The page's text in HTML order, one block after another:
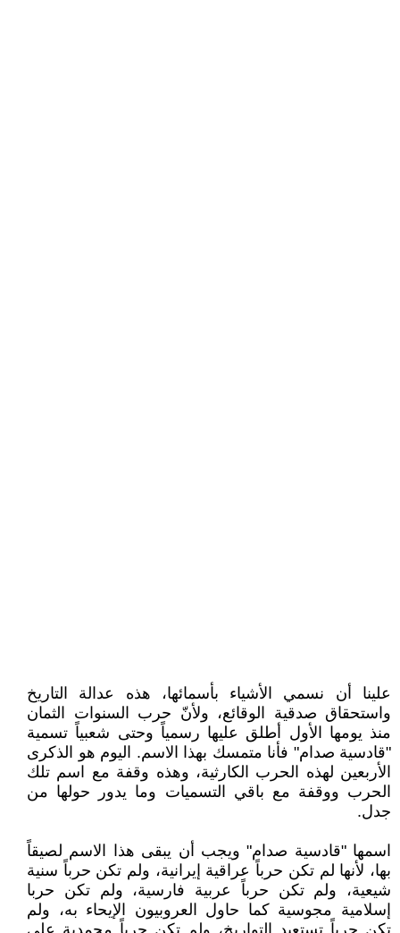
علينا أن نسمي الأشياء بأسمائها، هذه عدالة التاريخ
واستحقاق صدقية الوقائع، ولأنّ حرب السنوات الثمان
منذ يومها الأول أطلق عليها رسمياً وحتى شعبياً تسمية
"قادسية صدام" فأنا متمسك بهذا الاسم. اليوم هو الذكرى
الأربعين لهذه الحرب الكارثية، وهذه وقفة مع اسم تلك
الحرب ووقفة مع باقي التسميات وما يدور حولها من
جدل.
اسمها "قادسية صدام" ويجب أن يبقى هذا الاسم لصيقاً
بها، لأنها لم تكن حرباً عراقية إيرانية، ولم تكن حرباً سنية
شيعية، ولم تكن حرباً عربية فارسية، ولم تكن حربا
إسلامية مجوسية كما حاول العروبيون الإيحاء به، ولم